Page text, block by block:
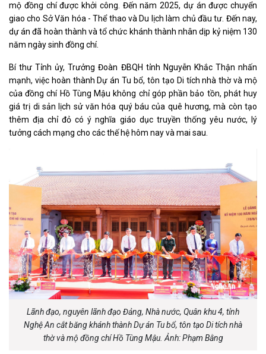
mộ đồng chí được khởi công. Đến năm 2025, dự án được chuyển
giao cho Sở Văn hóa - Thể thao và Du lịch làm chủ đầu tư. Đến nay,
dự án đã hoàn thành và tổ chức khánh thành nhân dịp kỷ niệm 130
năm ngày sinh đồng chí.
Bí thư Tỉnh ủy, Trưởng Đoàn ĐBQH tỉnh Nguyễn Khắc Thận nhấn
mạnh, việc hoàn thành Dự án Tu bổ, tôn tạo Di tích nhà thờ và mộ
của đồng chí Hồ Tùng Mậu không chỉ góp phần bảo tồn, phát huy
giá trị di sản lịch sử văn hóa quý báu của quê hương, mà còn tạo
thêm địa chỉ đỏ có ý nghĩa giáo dục truyền thống yêu nước, lý
tưởng cách mạng cho các thế hệ hôm nay và mai sau.
Lãnh đạo, nguyên lãnh đạo Đảng, Nhà nước, Quân khu 4, tỉnh
Nghệ An cắt băng khánh thành Dự án Tu bổ, tôn tạo Di tích nhà
thờ và mộ đồng chí Hồ Tùng Mậu. Ảnh: Phạm Bằng